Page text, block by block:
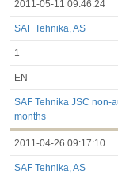
2011-05-11 09:46:24
SAF Tehnika, AS
1
EN
SAF Tehnika JSC non-
months
2011-04-26 09:17:10
SAF Tehnika, AS